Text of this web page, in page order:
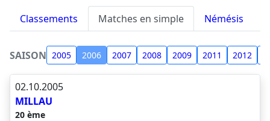
Classements Matches en simple Némésis
SAISON 2005 2006 2007 2008 2009 2011 2012
02.10.2005
MILLAU
20 ème